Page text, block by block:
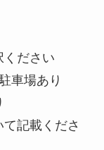
ください
車場あり
記載くださ